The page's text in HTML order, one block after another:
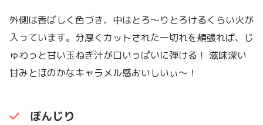
外側は香ばしく色づき、中はとろ〜りとろけるくらい火が
入っています。分厚くカットされた一切れを頬張れば、じ
ゅわっと甘い玉ねぎ汁が口いっぱいに弾ける！ 滋味深い
甘みとほのかなキャラメル感おいしいぃ〜！
ぼんじり